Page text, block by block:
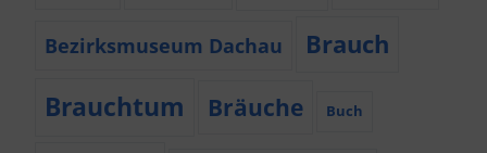
Bezirksmuseum Dachau Brauch
Brauchtum Bräuche Buch